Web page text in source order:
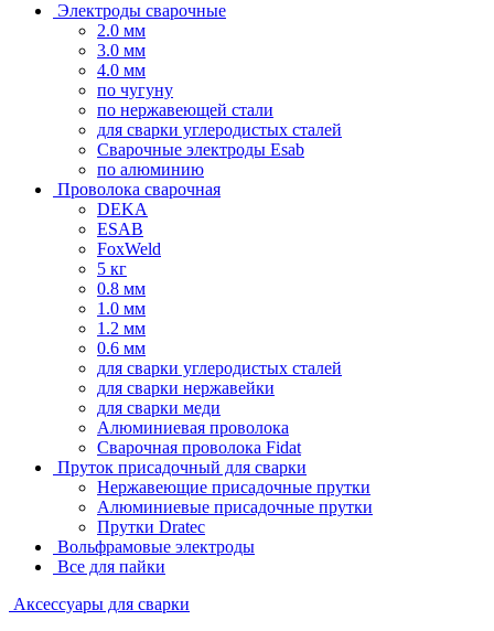
Электроды сварочные
2.0 мм
3.0 мм
4.0 мм
по чугуну
по нержавеющей стали
для сварки углеродистых сталей
Сварочные электроды Esab
по алюминию
Проволока сварочная
DEKA
ESAB
FoxWeld
5 кг
0.8 мм
1.0 мм
1.2 мм
0.6 мм
для сварки углеродистых сталей
для сварки нержавейки
для сварки меди
Алюминиевая проволока
Сварочная проволока Fidat
Пруток присадочный для сварки
Нержавеющие присадочные прутки
Алюминиевые присадочные прутки
Прутки Dratec
Вольфрамовые электроды
Все для пайки
Аксессуары для сварки